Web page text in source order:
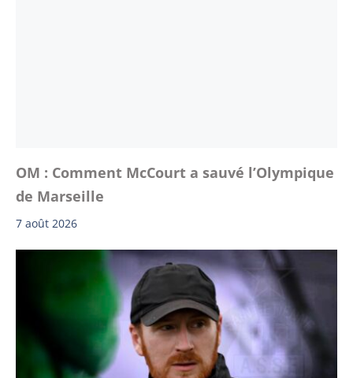
OM : Comment McCourt a sauvé l’Olympique
de Marseille
7 août 2026